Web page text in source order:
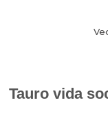
Tauro vida